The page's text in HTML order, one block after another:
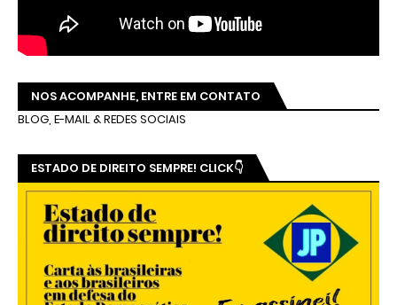
NOS ACOMPANHE, ENTRE EM CONTATO
BLOG, E-MAIL & REDES SOCIAIS
ESTADO DE DIREITO SEMPRE! CLICK👇